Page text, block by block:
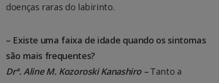
doenças raras do labirinto.
– Existe uma faixa de idade quando os sintomas
são mais frequentes?
Drª. Aline M. Kozoroski Kanashiro –Tanto a